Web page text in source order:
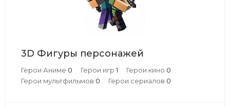
3D Фигуры персонажей
Герои Аниме 0 Герои игр 1 Герои кино 0
Герои мультфильмов 0 Герои сериалов 0